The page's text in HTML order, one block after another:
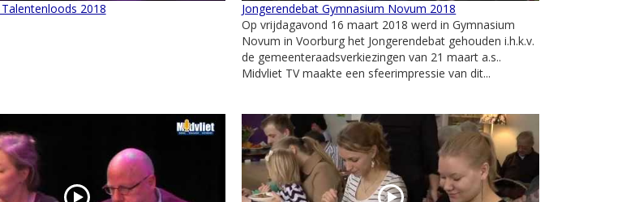
2018
Jongerendebat Gymnasium Novum 2018
Op vrijdagavond 16 maart 2018 werd in Gymnasium
Novum in Voorburg het Jongerendebat gehouden i.h.k.v.
de gemeenteraadsverkiezingen van 21 maart a.s..
Midvliet TV maakte een sfeerimpressie van dit...